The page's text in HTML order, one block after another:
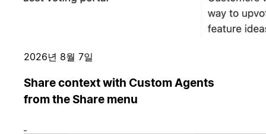
2026년 8월 7일
Share context with Custom Agents
from the Share menu